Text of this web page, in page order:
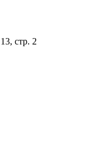
стр. 2